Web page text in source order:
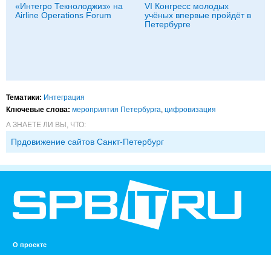
«Интегро Текнолоджиз» на
Airline Operations Forum
VI Конгресс молодых
учёных впервые пройдёт в
Петербурге
Тематики: Интеграция
Ключевые слова: мероприятия Петербурга цифровизация
А ЗНАЕТЕ ЛИ ВЫ, ЧТО:
Прдовижение сайтов Санкт-Петербург
О проекте